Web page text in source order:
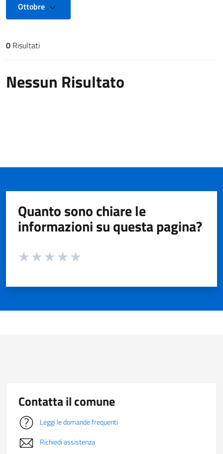
Ottobre
Risultati di ricerca
0 Risultati
Nessun Risultato
Quanto sono chiare le
informazioni su questa pagina?
Valuta da 1 a 5 stelle la pagina
Contatta il comune
Leggi le domande frequenti
Richiedi assistenza